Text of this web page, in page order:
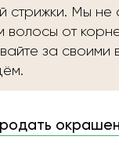
стрижки. Мы не
волосы от
за своими